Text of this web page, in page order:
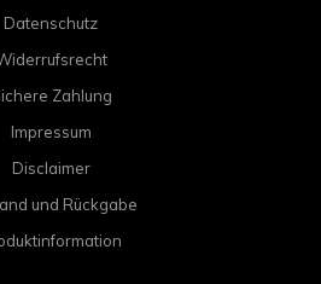
Datenschutz
Zahlung
Impressum
Disclaimer
und Rückgabe